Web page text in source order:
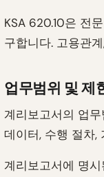
KSA 620.10은 전
구합니다. 고용관
업무범위 및 제
계리보고서의 업
데이터, 수행 절차,
계리보고서에 명